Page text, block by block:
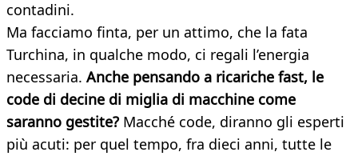
contadini.
Ma facciamo finta, per un attimo, che la fata
Turchina, in qualche modo, ci regali l’energia
necessaria. Anche pensando a ricariche fast, le
code di decine di miglia di macchine come
saranno gestite? Macché code, diranno gli esperti
più acuti: per quel tempo, fra dieci anni, tutte le